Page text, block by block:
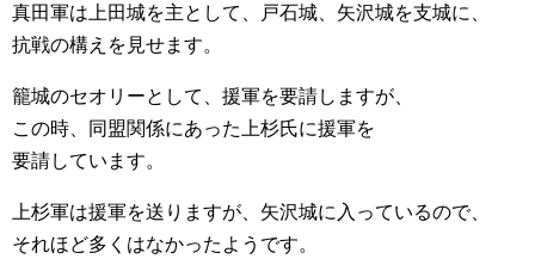
真田軍は上田城を主として、戸石城、矢沢城を支城に、
抗戦の構えを見せます。
籠城のセオリーとして、援軍を要請しますが、
この時、同盟関係にあった上杉氏に援軍を
要請しています。
上杉軍は援軍を送りますが、矢沢城に入っているので、
それほど多くはなかったようです。